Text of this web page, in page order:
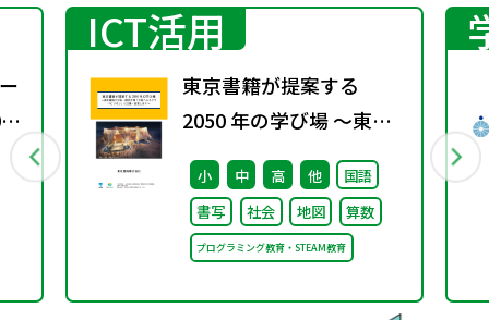
ICT活用
東京書籍が提案する
2050 年の学び場 ～東京
書籍は大阪・関西万博
「大阪ヘルスケア パビリ
オン」に出展・協賛しま
す～
小 中 高 他
国語
書写
社会 地図 算数
プログラミング教育・STEAM教育